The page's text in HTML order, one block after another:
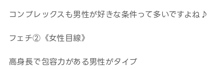
コンプレックスも男性が好きな条件って多いですよね♪
フェチ②《女性目線》
高身長で包容力がある男性がタイプ